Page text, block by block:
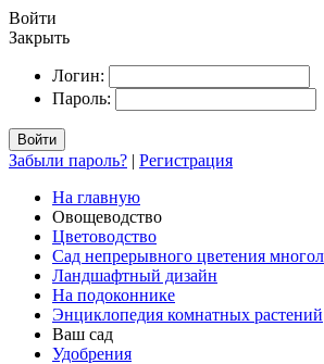
Войти
Закрыть
Логин:
Пароль:
Войти
Забыли пароль? | Регистрация
На главную
Овощеводство
Цветоводство
Сад непрерывного цветения
Ландшафтный дизайн
На подоконнике
Энциклопедия комнатных растений
Ваш сад
Удобрения